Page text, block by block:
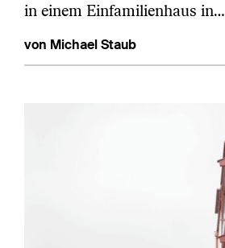
in einem Einfamilienhaus in…
von Michael Staub